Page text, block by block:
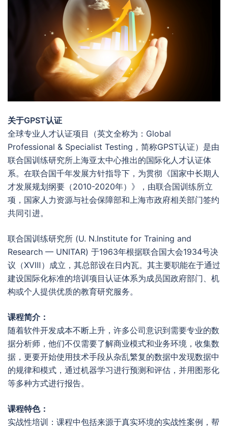
关于GPST认证
全球专业人才认证项目（英文全称为：Global
Professional & Specialist Testing，简称GPST认证）是由
联合国训练研究所上海亚太中心推出的国际化人才认证体
系。在联合国千年发展方针指导下，为贯彻《国家中长期人
才发展规划纲要（2010-2020年）》，由联合国训练所立
项，国家人力资源与社会保障部和上海市政府相关部门签约
共同引进。
联合国训练研究所 (U. N.Institute for Training and
Research — UNITAR) 于1963年根据联合国大会1934号决
议（ⅩⅧ）成立，其总部设在日内瓦。其主要职能在于通过
建设国际化标准的培训项目认证体系为成员国政府部门、机
构或个人提供优质的教育研究服务。
课程简介：
随着软件开发成本不断上升，许多公司意识到需要专业的数
据分析师，他们不仅需要了解商业模式和业务环境，收集数
据，更要开始使用技术手段从杂乱繁复的数据中发现数据中
的规律和模式，通过机器学习进行预测和评估，并用图形化
等多种方式进行报告。
课程特色：
实战性培训：课程中包括来源于真实环境的实战性案例，帮